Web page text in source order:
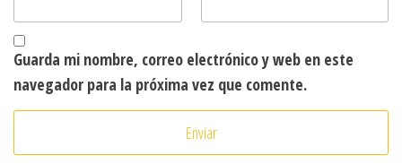
Guarda mi nombre, correo electrónico y web en este
navegador para la próxima vez que comente.